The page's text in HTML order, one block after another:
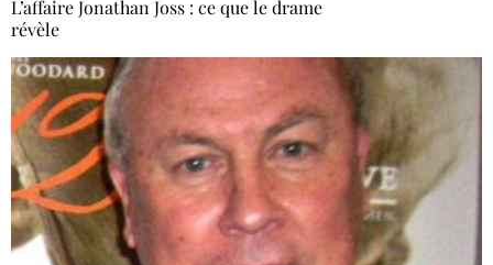
L’affaire Jonathan Joss : ce que le drame
révèle